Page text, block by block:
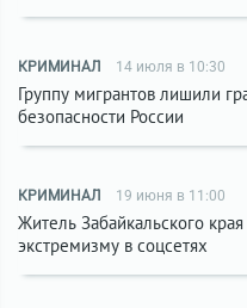
КРИМИНАЛ 14 июля в 10:30
Группу мигрантов лишили
безопасности России
КРИМИНАЛ 19 июня в 11:00
Житель Забайкальского
экстремизму в соцсетях